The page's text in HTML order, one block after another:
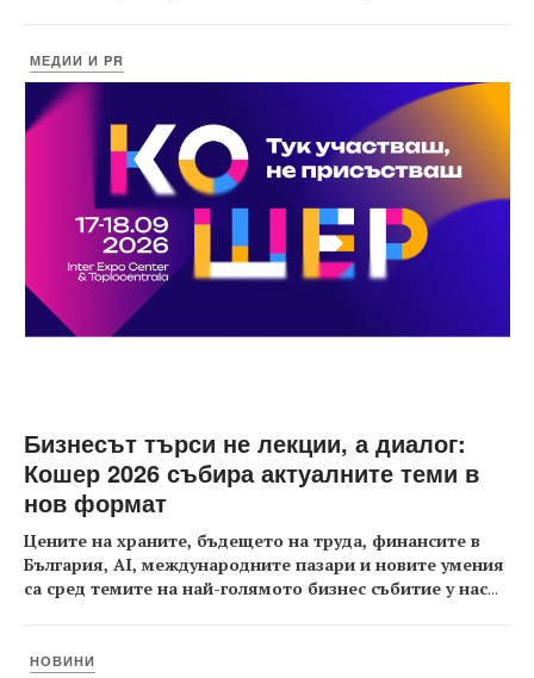
МЕДИИ И PR
Бизнесът търси не лекции, а диалог:
Кошер 2026 събира актуалните теми в
нов формат
Цените на храните, бъдещето на труда, финансите в
България, AI, международните пазари и новите умения
са сред темите на най-голямото бизнес събитие у нас...
НОВИНИ